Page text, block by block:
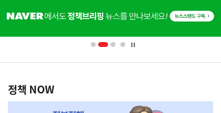
단
영
책
NOW,
정책 NOW